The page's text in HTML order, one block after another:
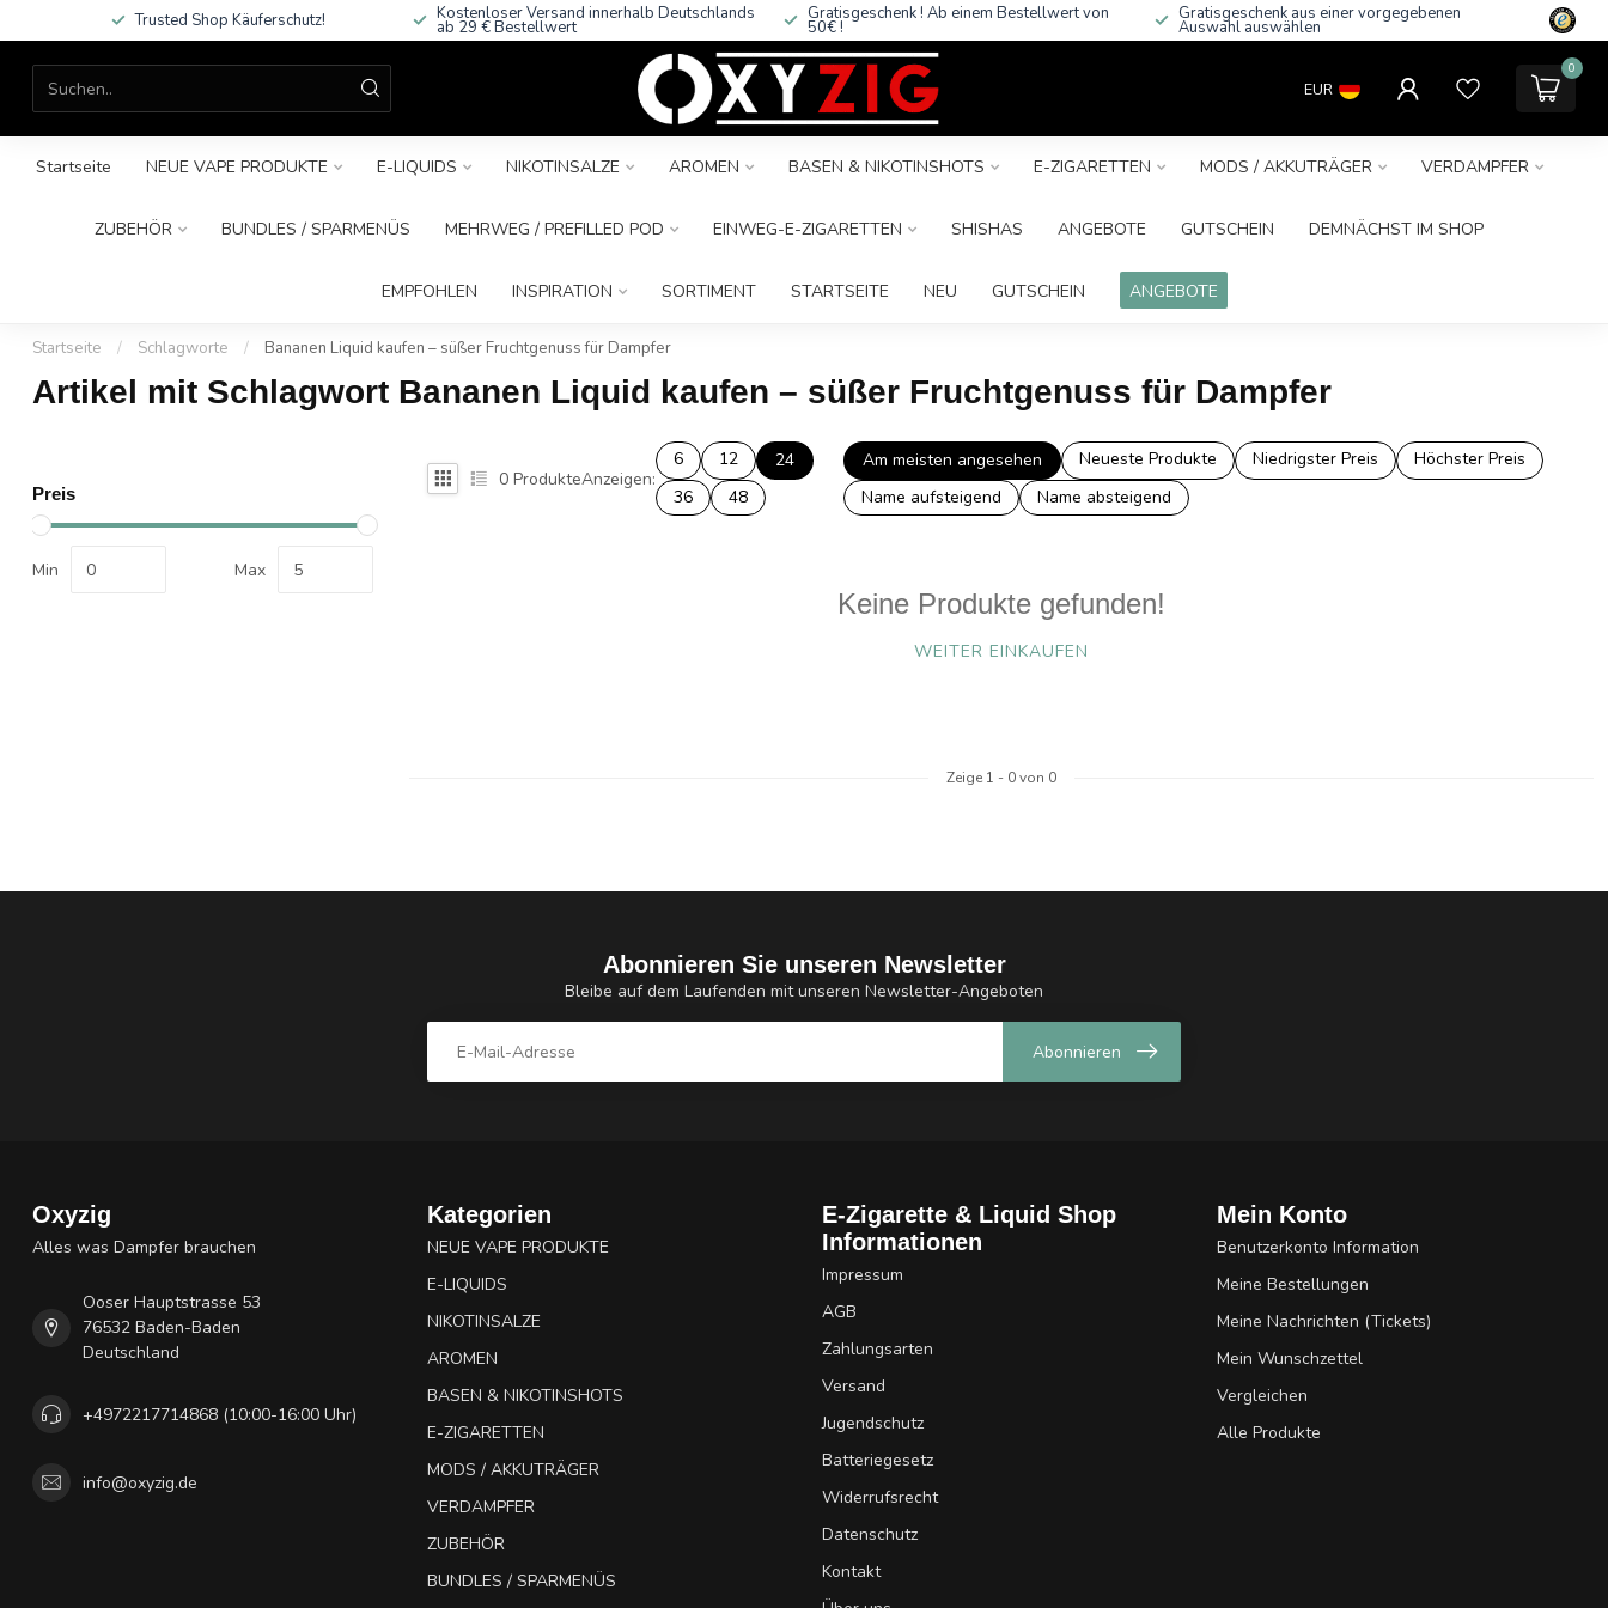
Trusted Shop Käuferschutz! Kostenloser Versand innerhalb Deutschlands
ab 29 € Bestellwert
Gratisgeschenk ! Ab einem Bestellwert von
50€ !
Gratisgeschenk aus einer vorgegebenen
Auswahl auswählen
EUR
0
Startseite NEUE VAPE PRODUKTE E-LIQUIDS NIKOTINSALZE AROMEN BASEN & NIKOTINSHOTS E-ZIGARETTEN MODS / AKKUTRÄGER VERDAMPFER
ZUBEHÖR BUNDLES / SPARMENÜS MEHRWEG / PREFILLED POD EINWEG-E-ZIGARETTEN SHISHAS ANGEBOTE GUTSCHEIN DEMNÄCHST IM SHOP
EMPFOHLEN INSPIRATION SORTIMENT STARTSEITE NEU GUTSCHEIN ANGEBOTE
Startseite / Schlagworte / Bananen Liquid kaufen – süßer Fruchtgenuss für Dampfer
Artikel mit Schlagwort Bananen Liquid kaufen – süßer Fruchtgenuss für Dampfer
Preis
Min Max
0 ProdukteAnzeigen:
6 12
24
36
48
Am meisten angesehen Neueste Produkte Niedrigster Preis
Höchster Preis
Name aufsteigend
Name absteigend
Keine Produkte gefunden!
WEITER EINKAUFEN
Zeige 1 - 0von 0
Abonnieren Sie unseren Newsletter
Bleibe auf dem Laufenden mit unseren Newsletter-Angeboten
Abonnieren
Oxyzig
Alles was Dampfer brauchen
Ooser Hauptstrasse 53
76532 Baden-Baden
Deutschland
+4972217714868 (10:00-16:00 Uhr)
info@oxyzig.de
Kategorien
NEUE VAPE PRODUKTE
E-LIQUIDS
NIKOTINSALZE
AROMEN
BASEN & NIKOTINSHOTS
E-ZIGARETTEN
MODS / AKKUTRÄGER
VERDAMPFER
ZUBEHÖR
BUNDLES / SPARMENÜS
E-Zigarette & Liquid Shop
Informationen
Impressum
AGB
Zahlungsarten
Versand
Jugendschutz
Batteriegesetz
Widerrufsrecht
Datenschutz
Kontakt
Mein Konto
Benutzerkonto Information
Meine Bestellungen
Meine Nachrichten (Tickets)
Mein Wunschzettel
Vergleichen
Alle Produkte